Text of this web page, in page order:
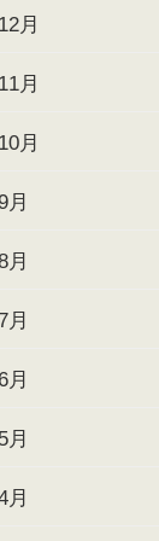
月
月
月
月
月
月
月
月
月